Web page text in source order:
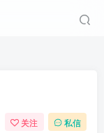
关注 私信